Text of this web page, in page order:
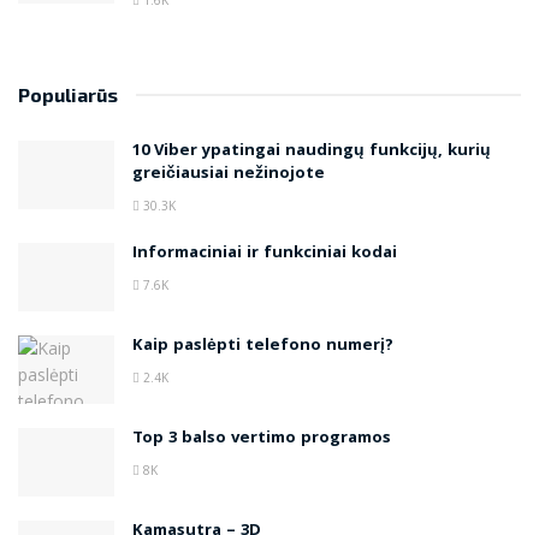
Populiarūs
10 Viber ypatingai naudingų funkcijų, kurių
greičiausiai nežinojote
30.3K
Informaciniai ir funkciniai kodai
7.6K
Kaip paslėpti telefono numerį?
2.4K
Top 3 balso vertimo programos
8K